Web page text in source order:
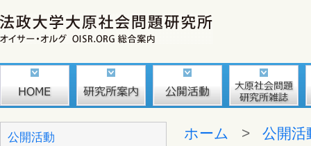
公開活動 ホーム > 公開活